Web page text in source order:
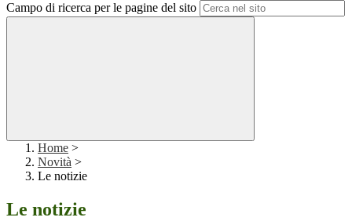
Campo di ricerca per le pagine del sito
Home >
Novità >
Le notizie
Le notizie